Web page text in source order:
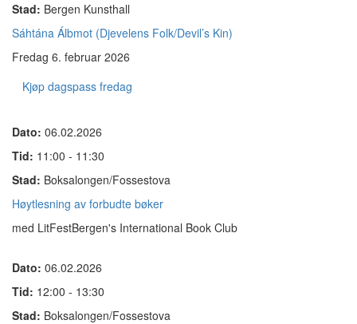
Stad: Bergen Kunsthall
Sáhtána Álbmot (Djevelens Folk/Devil’s Kin)
Fredag 6. februar 2026
Kjøp dagspass fredag
Dato: 06.02.2026
Tid: 11:00 - 11:30
Stad: Boksalongen/Fossestova
Høytlesning av forbudte bøker
med LitFestBergen's International Book Club
Dato: 06.02.2026
Tid: 12:00 - 13:30
Stad: Boksalongen/Fossestova